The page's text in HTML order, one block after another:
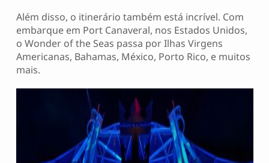
Além disso, o itinerário também está incrível. Com
embarque em Port Canaveral, nos Estados Unidos,
o Wonder of the Seas passa por Ilhas Virgens
Americanas, Bahamas, México, Porto Rico, e muitos
mais.